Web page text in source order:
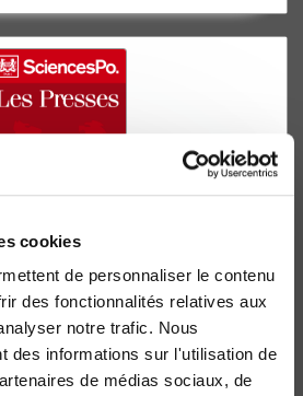
cookies
de personnaliser le contenu
des fonctionnalités relatives aux
notre trafic. Nous
des informations sur l'utilisation de
de médias sociaux, de
de la construction